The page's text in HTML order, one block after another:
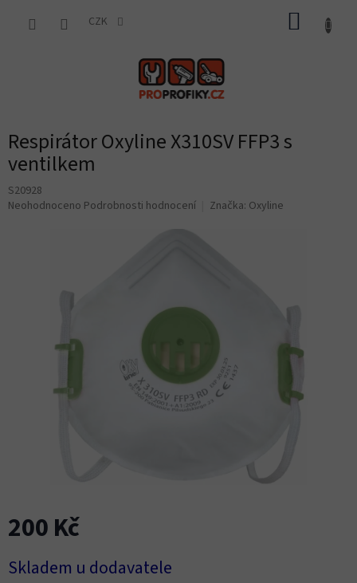
CZK
Respirátor Oxyline X310SV FFP3 s
ventilkem
S20928
Průměrné
Neohodnoceno Podrobnosti hodnocení Značka: Oxyline
200 Kč
cena:
Skladem u dodavatele